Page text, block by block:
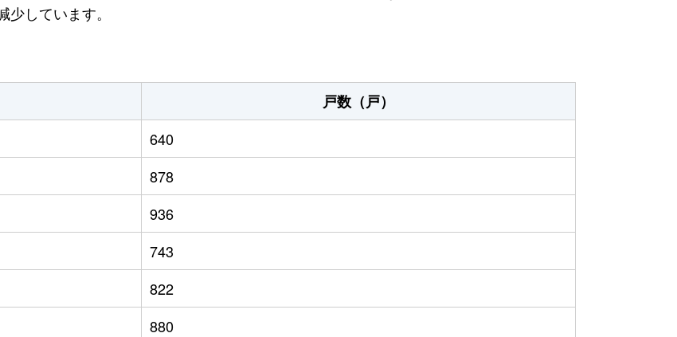
しています。
戸数（戸）
640
878
936
743
822
880